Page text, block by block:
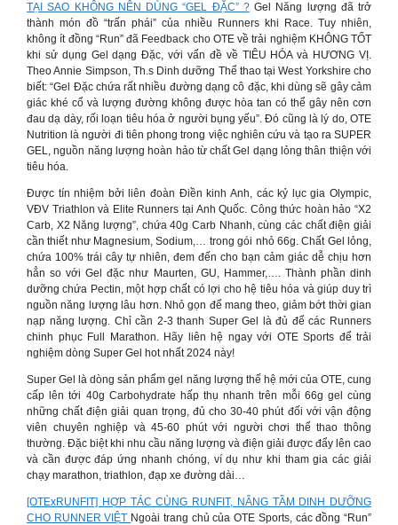
TẠI SAO KHÔNG NÊN DÙNG “GEL ĐẶC” ?Gel Năng lượng đã trở
thành món đồ “trấn phái” của nhiều Runners khi Race. Tuy nhiên,
không ít đồng “Run” đã Feedback cho OTE về trải nghiệm KHÔNG TỐT
khi sử dụng Gel dạng Đặc, với vấn đề về TIÊU HÓA và HƯƠNG VỊ.
Theo Annie Simpson, Th.s Dinh dưỡng Thể thao tại West Yorkshire cho
biết: “Gel Đặc chứa rất nhiều đường dạng cô đặc, khi dùng sẽ gây cảm
giác khé cổ và lượng đường không được hòa tan có thể gây nên cơn
đau dạ dày, rối loạn tiêu hóa ở người bụng yếu”. Đó cũng là lý do, OTE
Nutrition là người đi tiên phong trong việc nghiên cứu và tạo ra SUPER
GEL, nguồn năng lượng hoàn hảo từ chất Gel dạng lỏng thân thiện với
tiêu hóa.
Được tín nhiệm bởi liên đoàn Điền kinh Anh, các kỷ lục gia Olympic,
VĐV Triathlon và Elite Runners tại Anh Quốc. Công thức hoàn hảo “X2
Carb, X2 Năng lượng”, chứa 40g Carb Nhanh, cùng các chất điện giải
cần thiết như Magnesium, Sodium,… trong gói nhỏ 66g. Chất Gel lỏng,
chứa 100% trái cây tự nhiên, đem đến cho bạn cảm giác dễ chịu hơn
hẳn so với Gel đặc như Maurten, GU, Hammer,…. Thành phần dinh
dưỡng chứa Pectin, một hợp chất có lợi cho hệ tiêu hóa và giúp duy trì
nguồn năng lượng lâu hơn. Nhỏ gọn để mang theo, giảm bớt thời gian
nạp năng lượng. Chỉ cần 2-3 thanh Super Gel là đủ để các Runners
chinh phục Full Marathon. Hãy liên hệ ngay với OTE Sports để trải
nghiệm dòng Super Gel hot nhất 2024 này!
Super Gel là dòng sản phẩm gel năng lượng thế hệ mới của OTE, cung
cấp lên tới 40g Carbohydrate hấp thụ nhanh trên mỗi 66g gel cùng
những chất điện giải quan trọng, đủ cho 30-40 phút đối với vận động
viên chuyên nghiệp và 45-60 phút với người chơi thể thao thông
thường. Đặc biệt khi nhu cầu năng lượng và điện giải được đẩy lên cao
và cần được đáp ứng nhanh chóng, ví dụ như khi tham gia các giải
chạy marathon, triathlon, đạp xe đường dài…
[OTExRUNFIT] HỢP TÁC CÙNG RUNFIT, NÂNG TẦM DINH DƯỠNG
CHO RUNNER VIỆT Ngoài trang chủ của OTE Sports, các đồng “Run”